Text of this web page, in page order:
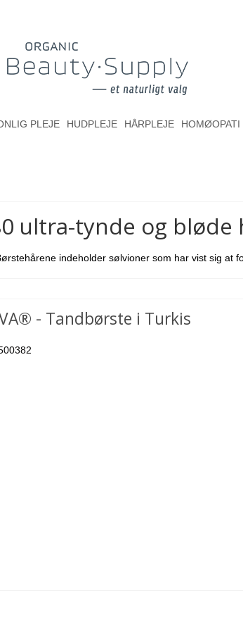
PLEJE HUDPLEJE HÅRPLEJE HOMØOPATI
ultra-tynde og bløde
indeholder sølvioner som har vist sig at
- Tandbørste i Turkis